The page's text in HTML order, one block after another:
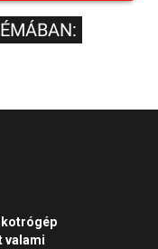
kotrógép
valami